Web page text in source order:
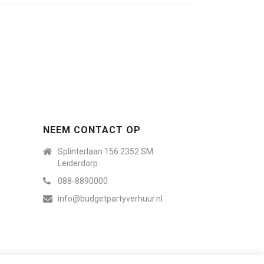
NEEM CONTACT OP
Splinterlaan 156 2352 SM
Leiderdorp
088-8890000
info@budgetpartyverhuur.nl